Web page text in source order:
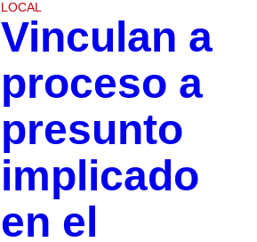
LOCAL
Vinculan a
proceso a
presunto
implicado
en el